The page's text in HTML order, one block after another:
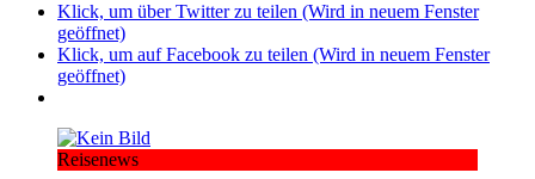
Klick, um über Twitter zu teilen (Wird in neuem Fenster
geöffnet)
Klick, um auf Facebook zu teilen (Wird in neuem Fenster
geöffnet)
Reisenews